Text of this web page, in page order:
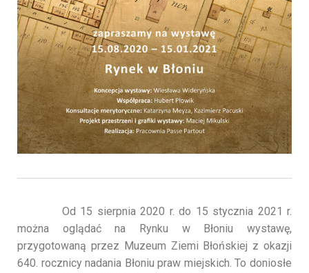
Od 15 sierpnia 2020 r. do 15 stycznia 2021 r.
można oglądać na Rynku w Błoniu wystawę,
przygotowaną przez Muzeum Ziemi Błońskiej z okazji
640. rocznicy nadania Błoniu praw miejskich. To doniosłe